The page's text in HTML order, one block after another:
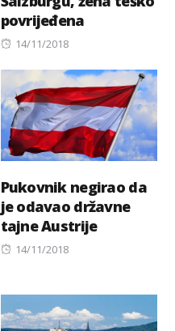
povrijeđena
Posted
14/11/2018
Pukovnik negirao da
je odavao državne
tajne Austrije
Posted
14/11/2018